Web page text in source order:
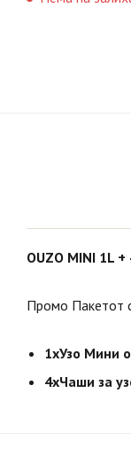
OUZO MINI 1L +
Промо Пакетот
1хУзо Мини
4хЧаши за